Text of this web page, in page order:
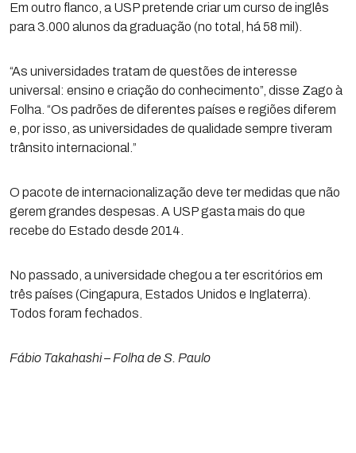
Em outro flanco, a USP pretende criar um curso de inglês
para 3.000 alunos da graduação (no total, há 58 mil).
“As universidades tratam de questões de interesse
universal: ensino e criação do conhecimento”, disse Zago à
Folha. “Os padrões de diferentes países e regiões diferem
e, por isso, as universidades de qualidade sempre tiveram
trânsito internacional.”
O pacote de internacionalização deve ter medidas que não
gerem grandes despesas. A USP gasta mais do que
recebe do Estado desde 2014.
No passado, a universidade chegou a ter escritórios em
três países (Cingapura, Estados Unidos e Inglaterra).
Todos foram fechados.
Fábio Takahashi – Folha de S. Paulo